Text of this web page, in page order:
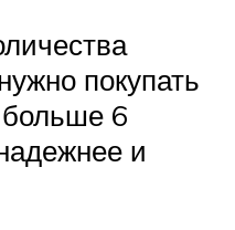
покупать
больше 6
и